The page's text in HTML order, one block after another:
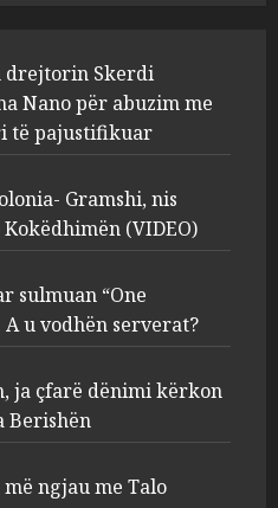
Gramshi, nis
penal për Koço
(VIDEO)
27, 2025
Persona të maskuar
“One Albania”,
u fsheh. A u vodhën
25, 2025
jep pretencën, ja
dënimi kërkon për
drejtorin Skerdi
Nano për abuzim me
të pajustifikuar
Gramshi, nis
(VIDEO)
sulmuan “One
u vodhën serverat?
ja çfarë dënimi kërkon
Berishën
ngjau me Talo